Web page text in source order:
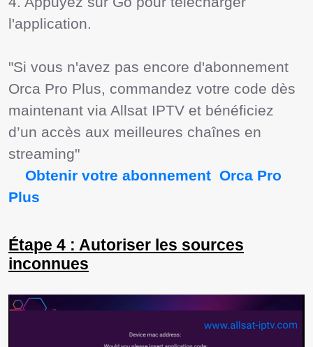
l'application.
"Si vous n'avez pas encore d'abonnement
Orca Pro Plus, commandez votre code dès
maintenant via Allsat IPTV et bénéficiez
d’un accès aux meilleures chaînes en
streaming"
  Obtenir votre abonnement  Orca Pro
Plus
Étape 4 : Autoriser les sources
inconnues